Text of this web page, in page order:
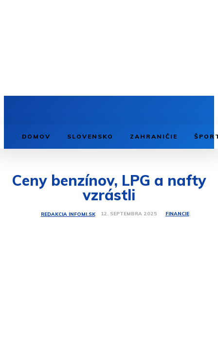
DOMOV SLOVENSKO ZAHRANIČIE
Ceny benzínov, LPG a nafty
vzrástli
REDAKCIA INFOMI.SK 12. SEPTEMBRA 2025 FINANCIE